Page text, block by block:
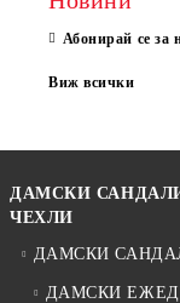
Абонирай се за
Виж всички
ДАМСКИ
ЧЕХЛИ
ДАМСКИ
ДАМСКИ